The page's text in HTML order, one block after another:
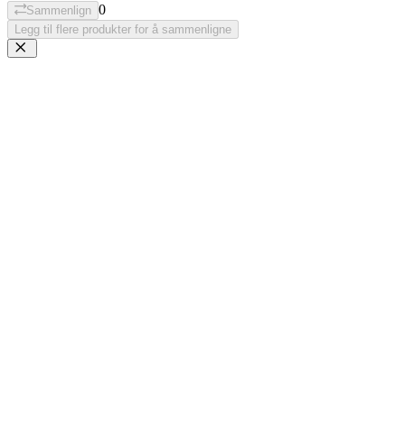
Sammenlign 0
Legg til flere produkter for å sammenligne